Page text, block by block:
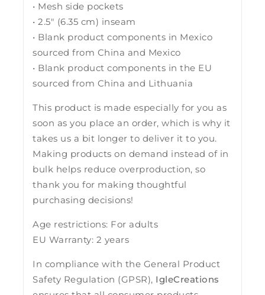
• Mesh side pockets
• 2.5″ (6.35 cm) inseam
• Blank product components in Mexico
sourced from China and Mexico
• Blank product components in the EU
sourced from China and Lithuania
This product is made especially for you as
soon as you place an order, which is why it
takes us a bit longer to deliver it to you.
Making products on demand instead of in
bulk helps reduce overproduction, so
thank you for making thoughtful
purchasing decisions!
Age restrictions: For adults
EU Warranty: 2 years
In compliance with the General Product
Safety Regulation (GPSR), IgleCreations